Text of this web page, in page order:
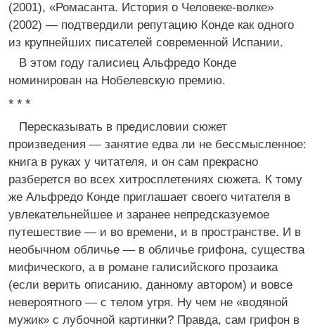
(2001), «Ромасанта. История о Человеке-волке»
(2002) — подтвердили репутацию Конде как одного
из крупнейших писателей современной Испании.
В этом году галисиец Альфредо Конде
номинирован на Нобелевскую премию.
* * *
Пересказывать в предисловии сюжет
произведения — занятие едва ли не бессмысленное:
книга в руках у читателя, и он сам прекрасно
разберется во всех хитросплетениях сюжета. К тому
же Альфредо Конде приглашает своего читателя в
увлекательнейшее и заранее непредсказуемое
путешествие — и во времени, и в пространстве. И в
необычном обличье — в обличье грифона, существа
мифического, а в романе галисийского прозаика
(если верить описанию, данному автором) и вовсе
невероятного — с телом угря. Ну чем не «водяной
мужик» с лубочной картинки? Правда, сам грифон в